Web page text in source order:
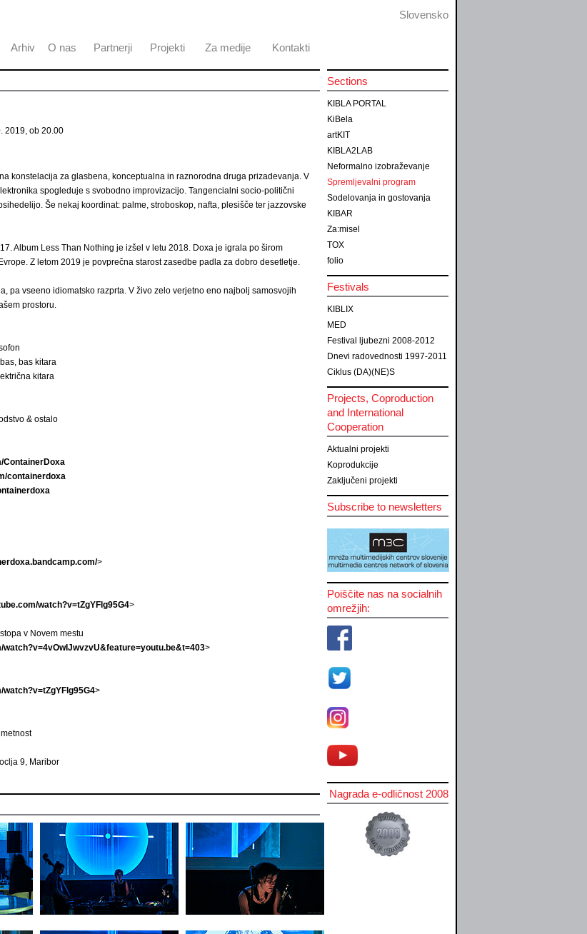
Arhiv O nas Partnerji Projekti Za medije Kontakti
Slovensko
2019, ob 20.00
konstelacija za glasbena, konceptualna in raznorodna druga prizadevanja. V
spogleduje s svobodno improvizacijo. Tangencialni socio-politični
Še nekaj koordinat: palme, stroboskop, nafta, plesišče ter jazzovske
Album Less Than Nothing je izšel v letu 2018. Doxa je igrala po širom
Z letom 2019 je povprečna starost zasedbe padla za dobro desetletje.
pa vseeno idiomatsko razprta. V živo zelo verjetno eno najbolj samosvojih
prostoru.
bas kitara
kitara
& ostalo
ContainerDoxa
containerdoxa
>
watch?v=tZgYFlg95G4>
v Novem mestu
watch?v=4vOwIJwvzvU&feature=youtu.be&t=403>
>
9, Maribor
Sections
KIBLA PORTAL
KiBela
artKIT
KIBLA2LAB
Neformalno izobraževanje
Spremljevalni program
Sodelovanja in gostovanja
KIBAR
Za:misel
TOX
folio
Festivals
KIBLIX
MED
Festival ljubezni 2008-2012
Dnevi radovednosti 1997-2011
Ciklus (DA)(NE)S
Projects, Coproduction
and International
Cooperation
Aktualni projekti
Koprodukcije
Zaključeni projekti
Subscribe to newsletters
Poiščite nas na socialnih
omrežjih:
Nagrada e-odličnost 2008